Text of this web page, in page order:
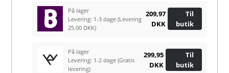
På lager
Levering: 1-3 dage(Levering
25.00 DKK)
209,97
DKK
Til
butik
På lager
Levering: 1-2 dage(Gratis
levering)
299,95
DKK
Til
butik